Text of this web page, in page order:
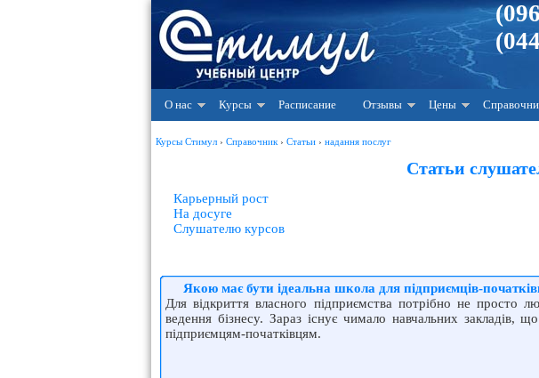
О нас Курсы Расписание Отзывы Цены
Курсы Стимул › Справочник › Статьи › надання послуг
Статьи
Карьерный рост
На досуге
Слушателю курсов
Якою має бути ідеальна школа для підприємців-
Для відкриття власного підприємства потрібно не
ведення бізнесу. Зараз існує чимало навчальних
підприємцям-початківцям.